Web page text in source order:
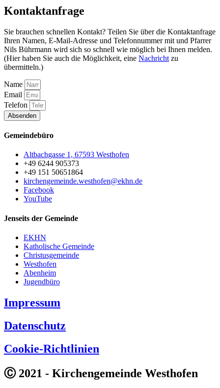
Kontaktanfrage
Sie brauchen schnellen Kontakt? Teilen Sie über die Kontaktanfrage
Ihren Namen, E-Mail-Adresse und Telefonnummer mit und Pfarrer
Nils Bührmann wird sich so schnell wie möglich bei Ihnen melden.
(Hier haben Sie auch die Möglichkeit, eine Nachricht zu
übermitteln.)
Name
Email
Telefon
Absenden
Gemeindebüro
Altbachgasse 1, 67593 Westhofen
+49 6244 905373
+49 151 50651864
kirchengemeinde.westhofen@ekhn.de
Facebook
YouTube
Jenseits der Gemeinde
EKHN
Katholische Gemeinde
Christusgemeinde
Westhofen
Abenheim
Jugendbüro
Impressum
Datenschutz
Cookie-Richtlinien
Ⓒ 2021 - Kirchengemeinde Westhofen